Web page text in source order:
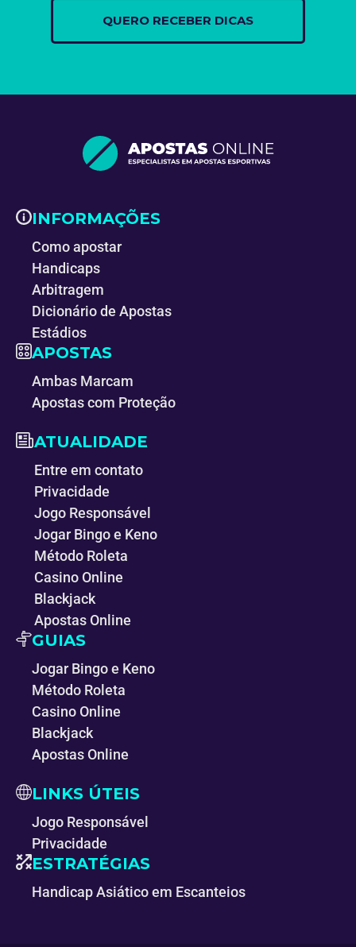
INFORMAÇÕES
Como apostar
Handicaps
Arbitragem
Dicionário de Apostas
Estádios
APOSTAS
Ambas Marcam
Apostas com Proteção
ATUALIDADE
Entre em contato
Privacidade
Jogo Responsável
Jogar Bingo e Keno
Método Roleta
Casino Online
Blackjack
Apostas Online
GUIAS
Jogar Bingo e Keno
Método Roleta
Casino Online
Blackjack
Apostas Online
LINKS ÚTEIS
Jogo Responsável
Privacidade
ESTRATÉGIAS
Handicap Asiático em Escanteios